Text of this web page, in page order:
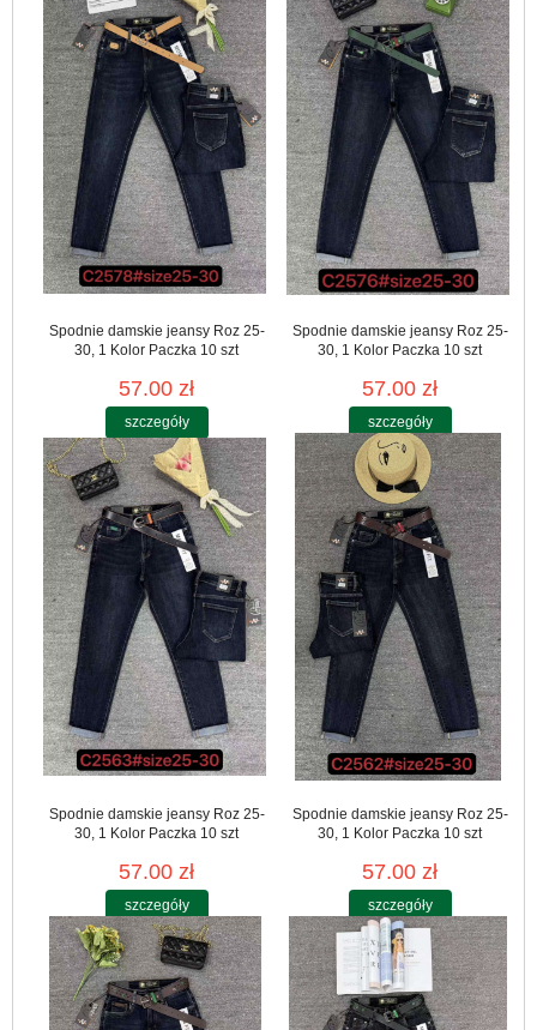
Spodnie damskie jeansy Roz 25-
30, 1 Kolor Paczka 10 szt
57.00 zł
szczegóły
Spodnie damskie jeansy Roz 25-
30, 1 Kolor Paczka 10 szt
57.00 zł
szczegóły
Spodnie damskie jeansy Roz 25-
30, 1 Kolor Paczka 10 szt
57.00 zł
szczegóły
Spodnie damskie jeansy Roz 25-
30, 1 Kolor Paczka 10 szt
57.00 zł
szczegóły